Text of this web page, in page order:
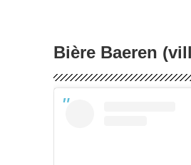
Bière Baeren